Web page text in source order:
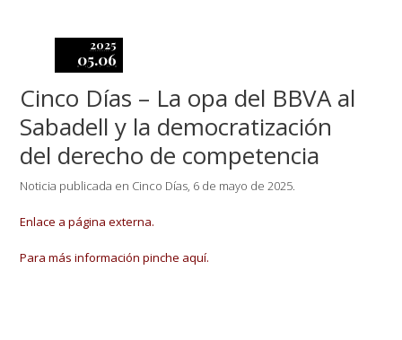
2025
05.06
Cinco Días – La opa del BBVA al
Sabadell y la democratización
del derecho de competencia
Noticia publicada en Cinco Días, 6 de mayo de 2025.
Enlace a página externa.
Para más información pinche aquí.